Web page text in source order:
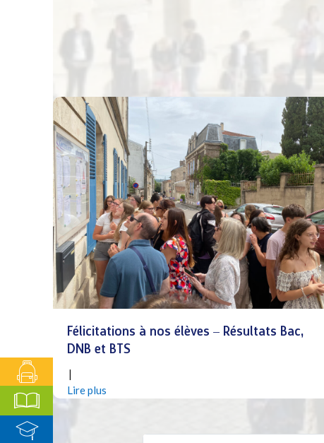
Félicitations à nos élèves – Résultats Bac,
DNB et BTS
|
Lire plus